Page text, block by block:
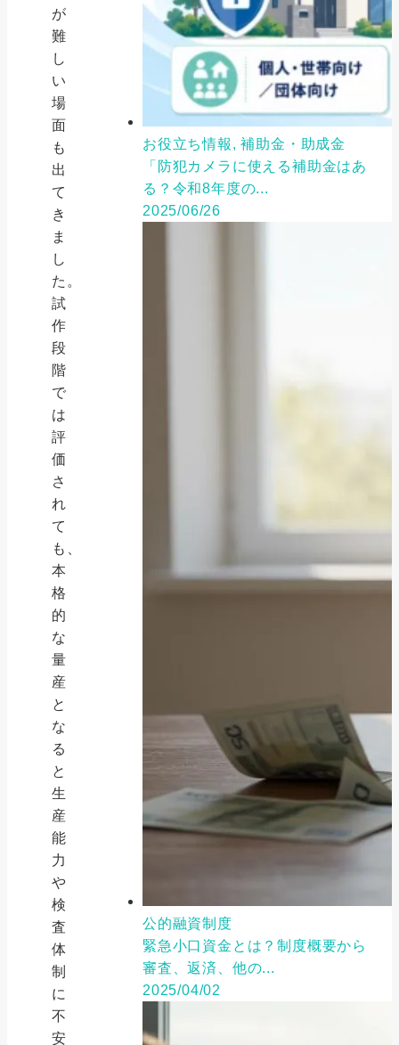
が
難
し
い
場
面
も
出
て
き
ま
し
た。
試
作
段
階
で
は
評
価
さ
れ
て
も、
本
格
的
な
量
産
と
な
る
と
生
産
能
力
や
検
査
体
制
に
不
安
お役立ち情報, 補助金・助成金
「防犯カメラに使える補助金はあ
る？令和8年度の...
2025/06/26
公的融資制度
緊急小口資金とは？制度概要から
審査、返済、他の...
2025/04/02